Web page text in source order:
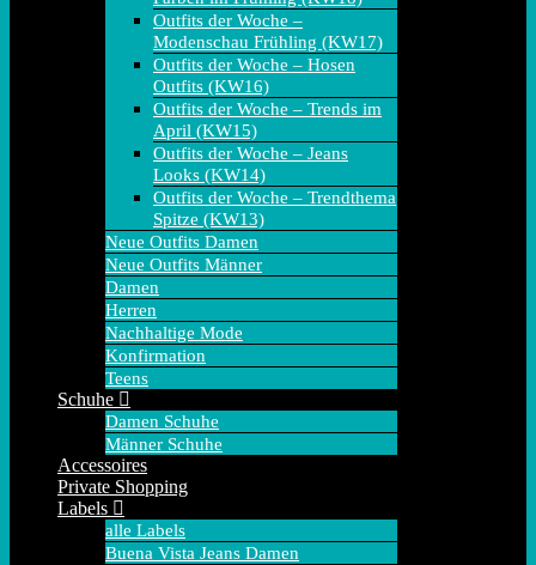
Outfits der Woche –
Modenschau Frühling (KW17)
Outfits der Woche – Hosen
Outfits (KW16)
Outfits der Woche – Trends im
April (KW15)
Outfits der Woche – Jeans
Looks (KW14)
Outfits der Woche – Trendthema
Spitze (KW13)
Neue Outfits Damen
Neue Outfits Männer
Damen
Herren
Nachhaltige Mode
Konfirmation
Teens
Schuhe
Damen Schuhe
Männer Schuhe
Accessoires
Private Shopping
Labels
alle Labels
Buena Vista Jeans Damen